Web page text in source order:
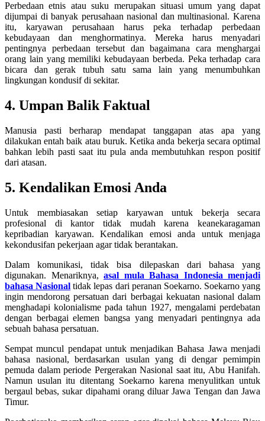
Perbedaan etnis atau suku merupakan situasi umum yang dapat
dijumpai di banyak perusahaan nasional dan multinasional. Karena
itu, karyawan perusahaan harus peka terhadap perbedaan
kebudayaan dan menghormatinya. Mereka harus menyadari
pentingnya perbedaan tersebut dan bagaimana cara menghargai
orang lain yang memiliki kebudayaan berbeda. Peka terhadap cara
bicara dan gerak tubuh satu sama lain yang menumbuhkan
lingkungan kondusif di sekitar.
4. Umpan Balik Faktual
Manusia pasti berharap mendapat tanggapan atas apa yang
dilakukan entah baik atau buruk. Ketika anda bekerja secara optimal
bahkan lebih pasti saat itu pula anda membutuhkan respon positif
dari atasan.
5. Kendalikan Emosi Anda
Untuk membiasakan setiap karyawan untuk bekerja secara
profesional di kantor tidak mudah karena keanekaragaman
kepribadian karyawan. Kendalikan emosi anda untuk menjaga
kekondusifan pekerjaan agar tidak berantakan.
Dalam komunikasi, tidak bisa dilepaskan dari bahasa yang
digunakan. Menariknya, asal mula Bahasa Indonesia menjadi
bahasa Nasional tidak lepas dari peranan Soekarno. Soekarno yang
ingin mendorong persatuan dari berbagai kekuatan nasional dalam
menghadapi kolonialisme pada tahun 1927, mengalami perdebatan
dengan berbagai elemen bangsa yang menyadari pentingnya ada
sebuah bahasa persatuan.
Sempat muncul pendapat untuk menjadikan Bahasa Jawa menjadi
bahasa nasional, berdasarkan usulan yang di dengar pemimpin
pemuda dalam periode Pergerakan Nasional saat itu, Abu Hanifah.
Namun usulan itu ditentang Soekarno karena menyulitkan untuk
bergaul bebas, sukar dipahami orang diluar Jawa Tengan dan Jawa
Timur.